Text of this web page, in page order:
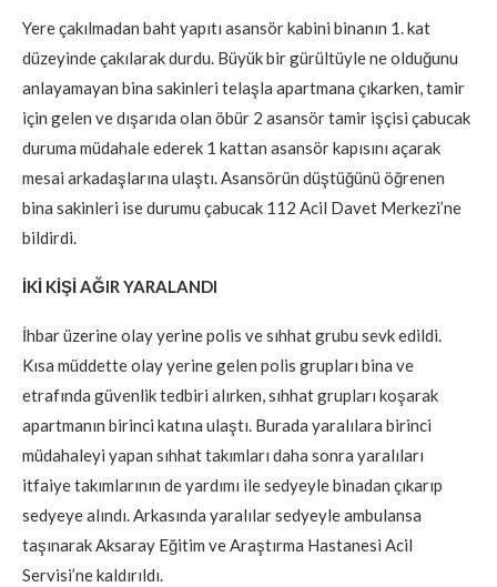
Yere çakılmadan baht yapıtı asansör kabini binanın 1. kat
düzeyinde çakılarak durdu. Büyük bir gürültüyle ne olduğunu
anlayamayan bina sakinleri telaşla apartmana çıkarken, tamir
için gelen ve dışarıda olan öbür 2 asansör tamir işçisi çabucak
duruma müdahale ederek 1 kattan asansör kapısını açarak
mesai arkadaşlarına ulaştı. Asansörün düştüğünü öğrenen
bina sakinleri ise durumu çabucak 112 Acil Davet Merkezi’ne
bildirdi.
İKİ KİŞİ AĞIR YARALANDI
İhbar üzerine olay yerine polis ve sıhhat grubu sevk edildi.
Kısa müddette olay yerine gelen polis grupları bina ve
etrafında güvenlik tedbiri alırken, sıhhat grupları koşarak
apartmanın birinci katına ulaştı. Burada yaralılara birinci
müdahaleyi yapan sıhhat takımları daha sonra yaralıları
itfaiye takımlarının de yardımı ile sedyeyle binadan çıkarıp
sedyeye alındı. Arkasında yaralılar sedyeyle ambulansa
taşınarak Aksaray Eğitim ve Araştırma Hastanesi Acil
Servisi’ne kaldırıldı.